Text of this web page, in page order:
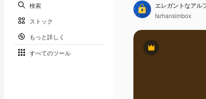
検索
ストック
もっと詳しく
すべてのツール
Premium
farhansimbox